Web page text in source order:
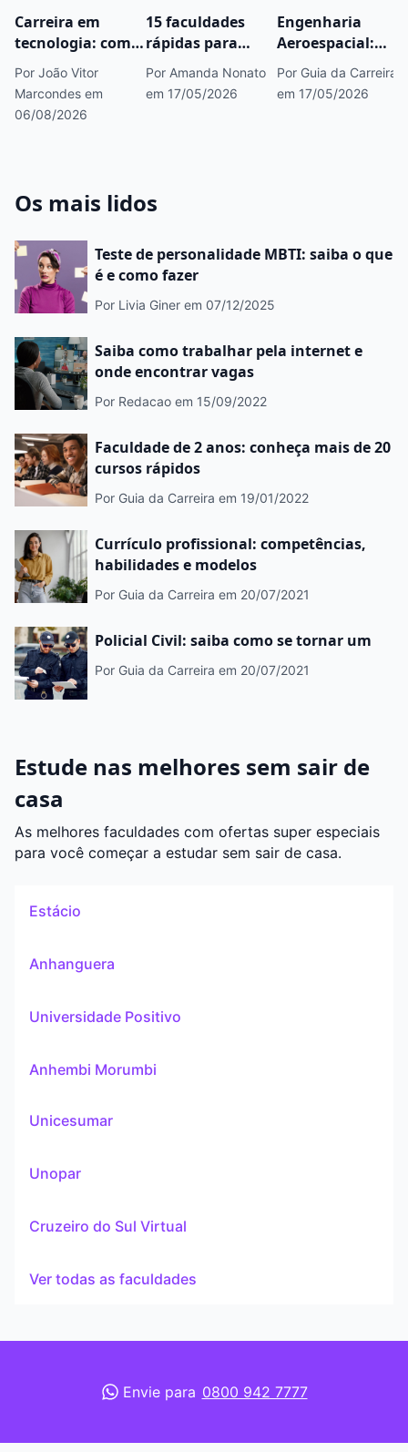
Carreira em
tecnologia: como
começar, áreas
em alta e
caminhos para
crescer
Por João Vitor
Marcondes em
06/08/2026
15 faculdades
rápidas para
fazer concurso
público que você
precisa conhecer
Por Amanda Nonato
em 17/05/2026
Engenharia
Aeroespacial:
saiba tudo sobre
esse curso
Por Guia da Carreira
em 17/05/2026
Os mais lidos
Teste de personalidade MBTI: saiba o que
é e como fazer
Por Livia Giner em 07/12/2025
Saiba como trabalhar pela internet e
onde encontrar vagas
Por Redacao em 15/09/2022
Faculdade de 2 anos: conheça mais de 20
cursos rápidos
Por Guia da Carreira em 19/01/2022
Currículo profissional: competências,
habilidades e modelos
Por Guia da Carreira em 20/07/2021
Policial Civil: saiba como se tornar um
Por Guia da Carreira em 20/07/2021
Estude nas melhores sem sair de
casa
As melhores faculdades com ofertas super especiais
para você começar a estudar sem sair de casa.
Estácio
Anhanguera
Universidade Positivo
Anhembi Morumbi
Unicesumar
Unopar
Cruzeiro do Sul Virtual
Ver todas as faculdades
Envie para 0800 942 7777